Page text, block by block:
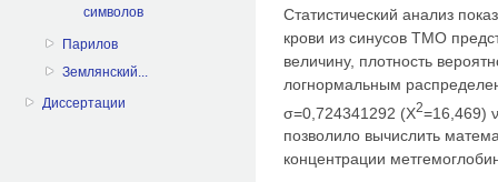
символов
Парилов
Землянский...
Диссертации
Статистический анализ
крови из синусов ТМО
величину, плотность
логнормальным
σ=0,724341292 (Χ2=16,469)
позволило вычислить
концентрации